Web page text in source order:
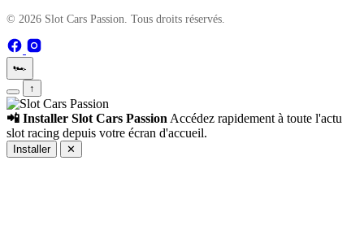
© 2026 Slot Cars Passion. Tous droits réservés.
🏎️
↑
📲 Installer Slot Cars Passion Accédez rapidement à toute l'actu
slot racing depuis votre écran d'accueil.
Installer ✕